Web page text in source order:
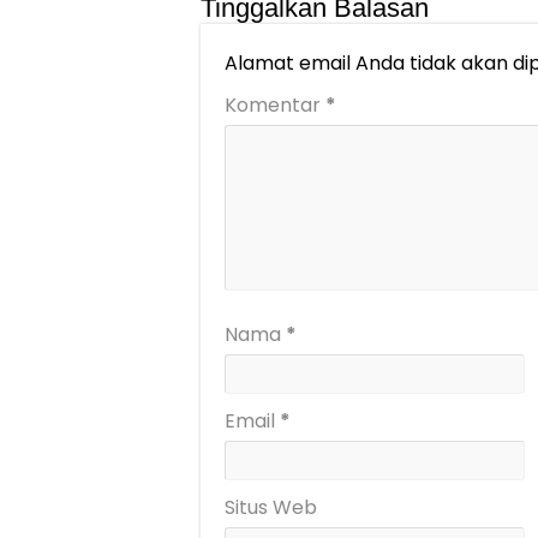
Tinggalkan Balasan
Alamat email Anda tidak akan
Komentar *
Nama *
Email *
Situs Web